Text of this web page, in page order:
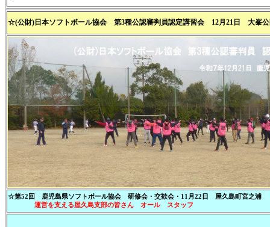
☆(公財)日本ソフトボール協会 第3種公認審判員認定講習会 12月21日 大峯
☆第52回 鹿児島県ソフトボール協会 研修会・交歓会・11月22日 屋久島町宮之浦
運営を支える屋久島支部の皆さん オール スタッフ